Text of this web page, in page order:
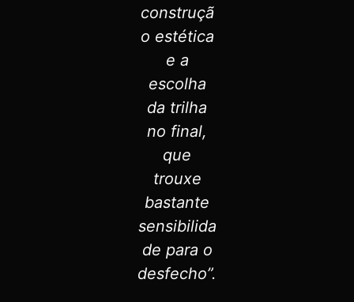
construçã
o estética
e a
escolha
da trilha
no final,
que
trouxe
bastante
sensibilida
de para o
desfecho”.